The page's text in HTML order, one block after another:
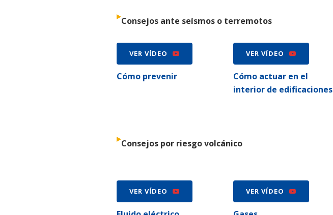
Consejos ante seísmos o terremotos
VER VÍDEO
Cómo prevenir
VER VÍDEO
Cómo actuar en el
interior de edificaciones
Consejos por riesgo volcánico
VER VÍDEO VER VÍDEO